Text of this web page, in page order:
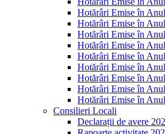
Hotărâri Emise în
Hotărâri Emise în
Hotărâri Emise în
Hotărâri Emise în
Hotărâri Emise în
Hotărâri Emise în
Hotărâri Emise în
Hotărâri Emise în
Hotărâri Emise în
Consilieri Locali
Declarații de avere